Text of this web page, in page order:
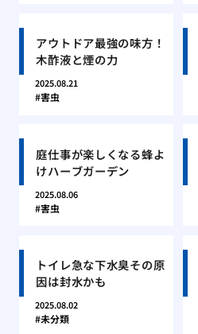
アウトドア最強の味方！
木酢液と煙の力
2025.08.21
害虫
庭仕事が楽しくなる蜂よ
けハーブガーデン
2025.08.06
害虫
トイレ急な下水臭その原
因は封水かも
2025.08.02
未分類